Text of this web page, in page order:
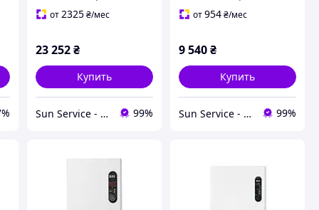
и расширительным
от 2325 ₴/мес
23 252 ₴
Купить
Sun Service - интернет-магазин 99%
18КВт (магнитній
от954₴/мес
9 540₴
Купить
Sun Service - интернет-магазин 99%